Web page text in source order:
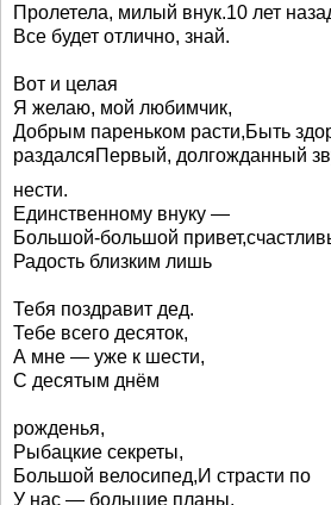
Пролетела, милый внук.10 лет
Все будет отлично, знай.
Вот и целая
Я желаю, мой любимчик,
Добрым пареньком расти,Быть
раздалсяПервый, долгожданный
нести.
Единственному внуку —
Большой-большой
Радость близким лишь
Тебя поздравит дед.
Тебе всего десяток,
А мне — уже к шести,
С десятым днём
рожденья,
Рыбацкие секреты,
Большой велосипед,И страсти по
У нас — большие планы,